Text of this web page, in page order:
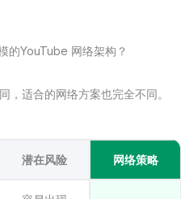
的YouTube 网络架构？
适合的网络方案也完全不同。
潜在风险 网络策略